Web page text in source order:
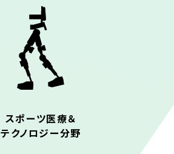
スポーツ医療＆
テクノロジー分野